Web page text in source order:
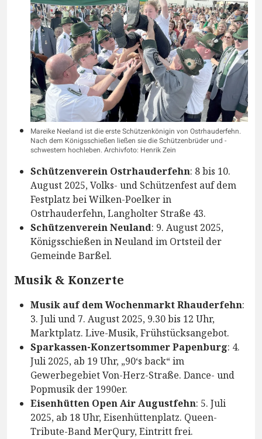
Mareike Neeland ist die erste Schützenkönigin von Ostrhauderfehn.
Nach dem Königsschießen ließen sie die Schützenbrüder und -
schwestern hochleben. Archivfoto: Henrik Zein
Schützenverein Ostrhauderfehn: 8 bis 10.
August 2025, Volks- und Schützenfest auf dem
Festplatz bei Wilken-Poelker in
Ostrhauderfehn, Langholter Straße 43.
Schützenverein Neuland: 9. August 2025,
Königsschießen in Neuland im Ortsteil der
Gemeinde Barßel.
Musik & Konzerte
Musik auf dem Wochenmarkt Rhauderfehn:
3. Juli und 7. August 2025, 9.30 bis 12 Uhr,
Marktplatz. Live-Musik, Frühstücksangebot.
Sparkassen-Konzertsommer Papenburg: 4.
Juli 2025, ab 19 Uhr, „90‘s back“ im
Gewerbegebiet Von-Herz-Straße. Dance- und
Popmusik der 1990er.
Eisenhütten Open Air Augustfehn: 5. Juli
2025, ab 18 Uhr, Eisenhüttenplatz. Queen-
Tribute-Band MerQury, Eintritt frei.